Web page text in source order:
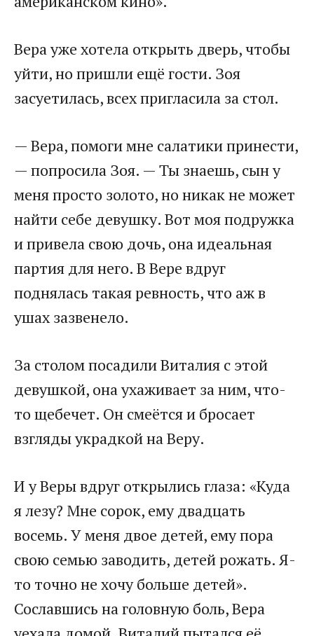
Вера уже хотела открыть дверь, чтобы
уйти, но пришли ещё гости. Зоя
засуетилась, всех пригласила за стол.
— Вера, помоги мне салатики принести,
— попросила Зоя. — Ты знаешь, сын у
меня просто золото, но никак не может
найти себе девушку. Вот моя подружка
и привела свою дочь, она идеальная
партия для него. В Вере вдруг
поднялась такая ревность, что аж в
ушах зазвенело.
За столом посадили Виталия с этой
девушкой, она ухаживает за ним, что-
то щебечет. Он смеётся и бросает
взгляды украдкой на Веру.
И у Веры вдруг открылись глаза: «Куда
я лезу? Мне сорок, ему двадцать
восемь. У меня двое детей, ему пора
свою семью заводить, детей рожать. Я-
то точно не хочу больше детей».
Сославшись на головную боль, Вера